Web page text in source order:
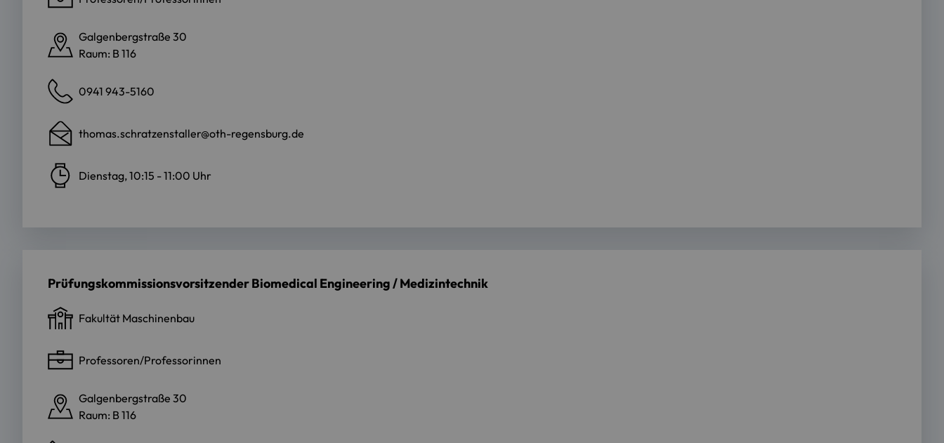
Galgenbergstraße 30
Raum: B 116
0941 943-5160
thomas.schratzenstaller@oth-regensburg.de
Dienstag, 10:15 - 11:00 Uhr
Prüfungskommissionsvorsitzender Biomedical Engineering / Medizintechnik
Fakultät Maschinenbau
Professoren/Professorinnen
Galgenbergstraße 30
Raum: B 116